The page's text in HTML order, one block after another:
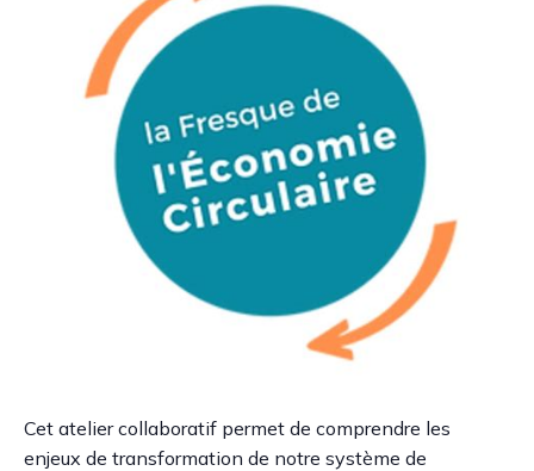
Cet atelier collaboratif permet de comprendre les
enjeux de transformation de notre système de